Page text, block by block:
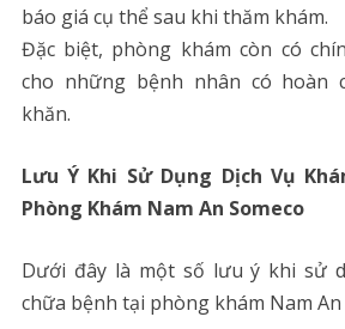
báo giá cụ thể sau khi thăm khám.
Đặc biệt, phòng khám còn có
cho những bệnh nhân có hoàn
khăn.
Lưu Ý Khi Sử Dụng Dịch Vụ
Phòng Khám Nam An Someco
Dưới đây là một số lưu ý khi sử
chữa bệnh tại phòng khám Nam An